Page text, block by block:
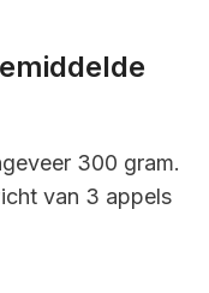
300 gram.
van 3 appels